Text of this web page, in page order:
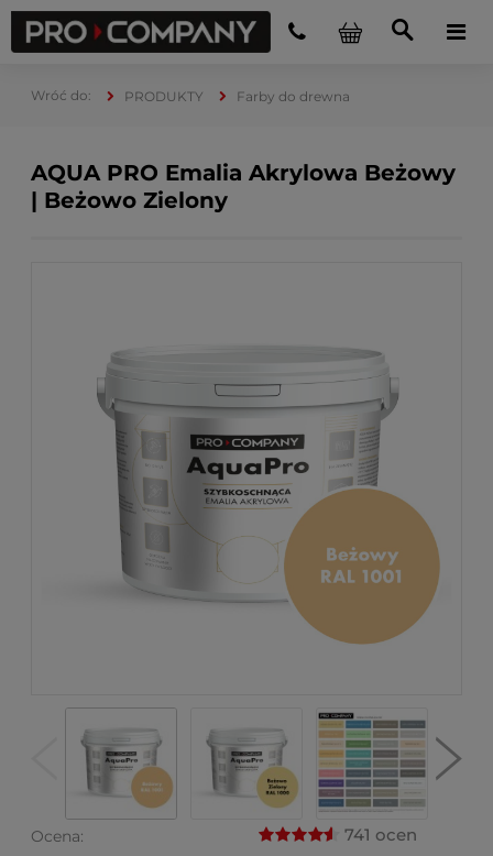
PRODUKTY Farby do drewna
AQUA PRO Emalia Akrylowa Beżowy
| Beżowo Zielony
Ocena: 741 ocen